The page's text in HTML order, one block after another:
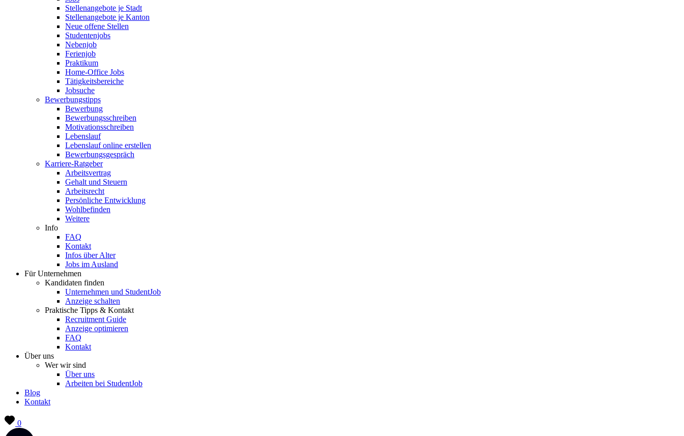
Stellenangebote je Stadt
Stellenangebote je Kanton
Neue offene Stellen
Studentenjobs
Nebenjob
Ferienjob
Praktikum
Home-Office Jobs
Tätigkeitsbereiche
Jobsuche
Bewerbungstipps
Bewerbung
Bewerbungsschreiben
Motivationsschreiben
Lebenslauf
Lebenslauf online erstellen
Bewerbungsgespräch
Karriere-Ratgeber
Arbeitsvertrag
Gehalt und Steuern
Arbeitsrecht
Persönliche Entwicklung
Wohlbefinden
Weitere
Info
FAQ
Kontakt
Infos über Alter
Jobs im Ausland
Für Unternehmen
Kandidaten finden
Unternehmen und StudentJob
Anzeige schalten
Praktische Tipps & Kontakt
Recruitment Guide
Anzeige optimieren
FAQ
Kontakt
Über uns
Wer wir sind
Über uns
Arbeiten bei StudentJob
Blog
Kontakt
0